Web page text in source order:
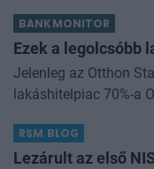
BANKMONITOR
Ezek a legolcsóbb
Jelenleg az Otthon
lakáshitelpiac 70%-a
bank adja a
RSM BLOG
Lezárult az első